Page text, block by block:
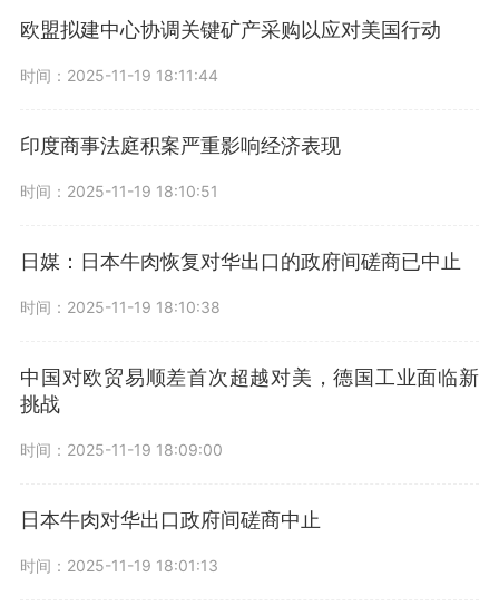
欧盟拟建中心协调关键矿产采购以应对美国行动
时间：2025-11-19 18:11:44
印度商事法庭积案严重影响经济表现
时间：2025-11-19 18:10:51
日媒：日本牛肉恢复对华出口的政府间磋商已中止
时间：2025-11-19 18:10:38
中国对欧贸易顺差首次超越对美，德国工业面临新
挑战
时间：2025-11-19 18:09:00
日本牛肉对华出口政府间磋商中止
时间：2025-11-19 18:01:13